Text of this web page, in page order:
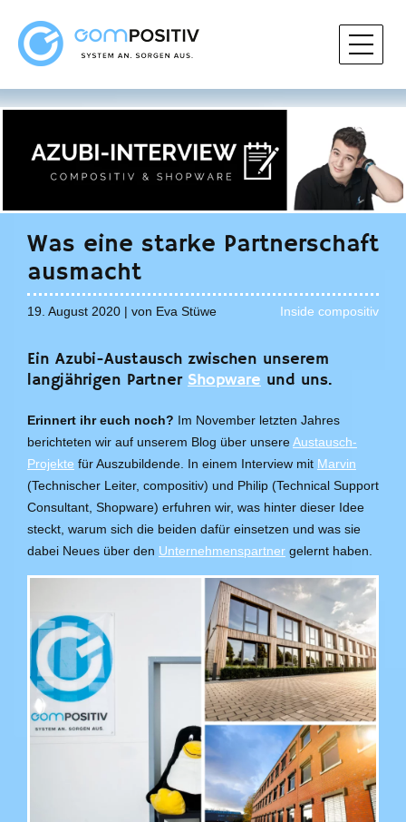
Was eine starke Partnerschaft
ausmacht
19. August 2020 | von Eva Stüwe Inside compositiv
Ein Azubi-Austausch zwischen unserem
langjährigen Partner Shopware und uns.
Erinnert ihr euch noch? Im November letzten Jahres
berichteten wir auf unserem Blog über unsereAustausch-
Projekte für Auszubildende. In einem Interview mit Marvin
(Technischer Leiter, compositiv) und Philip (Technical Support
Consultant, Shopware) erfuhren wir, was hinter dieser Idee
steckt, warum sich die beiden dafür einsetzen und was sie
dabei Neues über den Unternehmenspartner gelernt haben.